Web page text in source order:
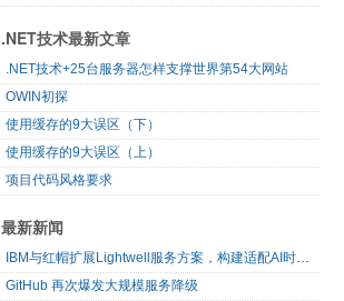
.NET技术最新文章
.NET技术+25台服务器怎样支撑世界第54大网站
OWIN初探
使用缓存的9大误区（下）
使用缓存的9大误区（上）
项目代码风格要求
最新新闻
IBM与红帽扩展Lightwell服务方案，构建适配AI时代开源生态的可信基础设施
GitHub 再次爆发大规模服务降级